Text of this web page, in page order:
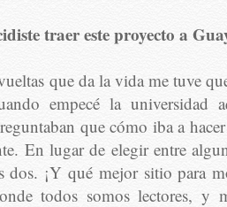
traer este proyecto a
que da la vida me tuve
empecé la universidad
que cómo iba a
En lugar de elegir entre
dos. ¡Y qué mejor sitio para
todos somos lectores, y